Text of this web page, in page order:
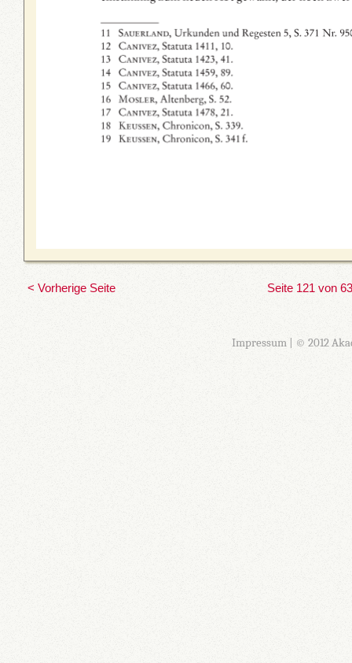
< Vorherige Seite Seite 121 von
Impressum| © 2012